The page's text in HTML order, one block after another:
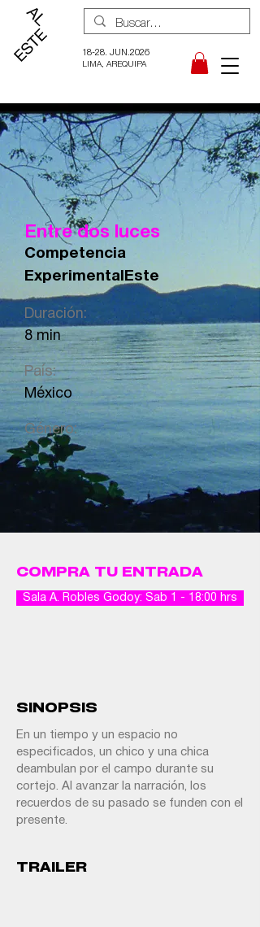
18-28. JUN.2026
LIMA, AREQUIPA
Entre dos luces
Competencia
ExperimentalEste
Duración:
8 min
País:
México
Género:
COMPRA TU ENTRADA
Sala A. Robles Godoy: Sab 1 - 18:00 hrs
SINOPSIS
En un tiempo y un espacio no
especificados, un chico y una chica
deambulan por el campo durante su
cortejo. Al avanzar la narración, los
recuerdos de su pasado se funden con el
presente.
TRAILER